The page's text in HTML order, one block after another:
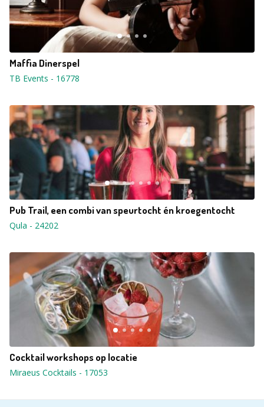
Maffia Dinerspel
TB Events - 16778
Pub Trail, een combi van speurtocht én kroegentocht
Qula - 24202
Cocktail workshops op locatie
Miraeus Cocktails - 17053